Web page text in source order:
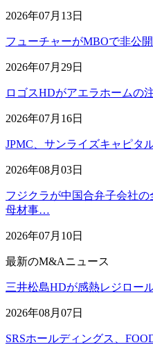
2026年07月13日
フューチャーがMBOで非公
2026年07月29日
ロゴスHDがアエラホームの
2026年07月16日
JPMC、サンライズキャピタ
2026年08月03日
フジクラが中国合弁子会社
母材事…
2026年07月10日
最新のM&Aニュース
三井松島HDが感熱レジロー
2026年08月07日
SRSホールディングス、